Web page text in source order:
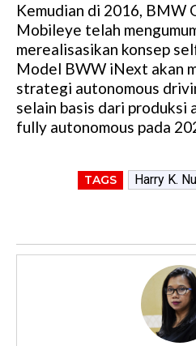
Kemudian di 2016, BMW
Mobileye telah
merealisasikan konsep
Model BWW iNext akan
strategi autonomous
selain basis dari produksi
fully autonomous pada
TAGS Harry K.